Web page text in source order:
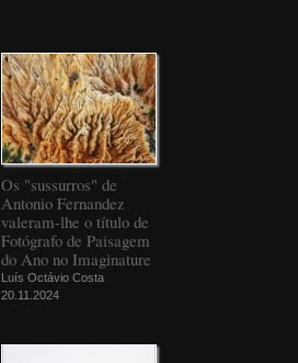
Os "sussurros" de
Antonio Fernandez
valeram-lhe o título de
Fotógrafo de Paisagem
do Ano no Imaginature
Luís Octávio Costa
20.11.2024